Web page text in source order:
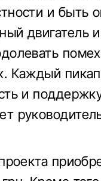
и быть
двигатель
Каждый
и